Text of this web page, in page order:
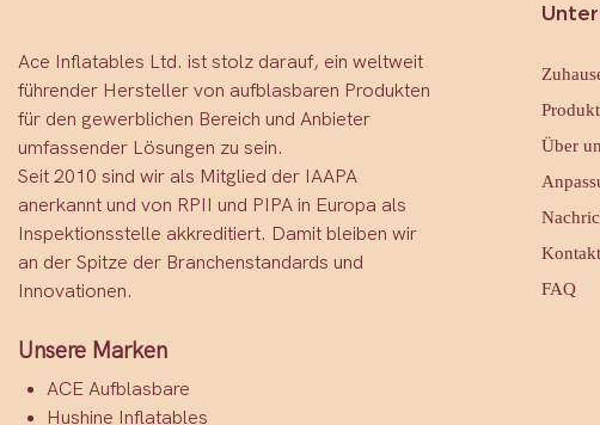
Ace Inflatables Ltd. ist stolz darauf, ein weltweit
führender Hersteller von aufblasbaren Produkten
für den gewerblichen Bereich und Anbieter
umfassender Lösungen zu sein.
Seit 2010 sind wir als Mitglied der IAAPA
anerkannt und von RPII und PIPA in Europa als
Inspektionsstelle akkreditiert. Damit bleiben wir
an der Spitze der Branchenstandards und
Innovationen.
Unsere Marken
ACE Aufblasbare
Hushine Inflatables
Über
FAQ